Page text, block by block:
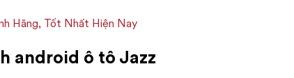
Hãng, Tốt Nhất Hiện Nay
android ô tô Jazz